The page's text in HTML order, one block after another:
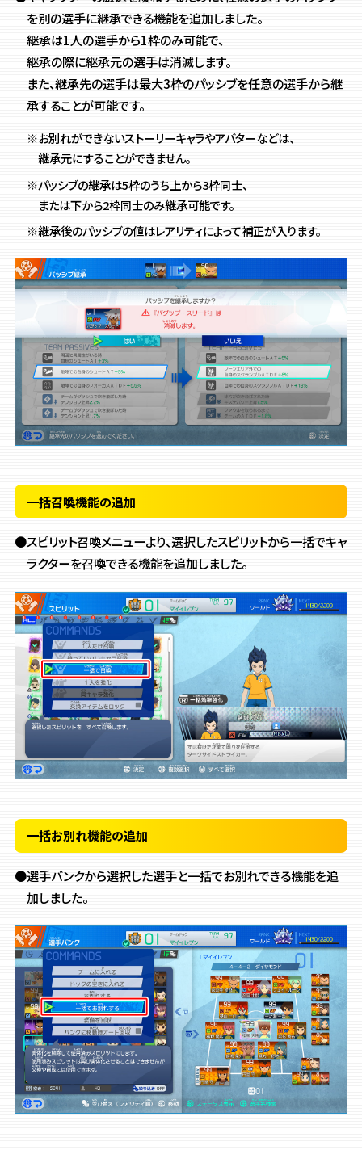
を別の選手に継承できる機能を追加しました。
継承は1人の選手から1枠のみ可能で、
継承の際に継承元の選手は消滅します。
また、継承先の選手は最大3枠のパッシブを任意の選手から継
承することが可能です。
※お別れができないストーリーキャラやアバターなどは、
継承元にすることができません。
※パッシブの継承は5枠のうち上から3枠同士、
または下から2枠同士のみ継承可能です。
※継承後のパッシブの値はレアリティによって補正が入ります。
一括召喚機能の追加
●スピリット召喚メニューより、選択したスピリットから一括でキャ
ラクターを召喚できる機能を追加しました。
一括お別れ機能の追加
●選手バンクから選択した選手と一括でお別れできる機能を追
加しました。